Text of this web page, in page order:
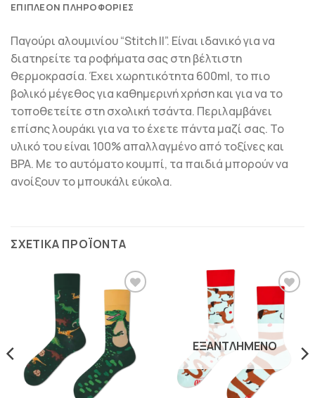
ΕΠΙΠΛΈΟΝ ΠΛΗΡΟΦΟΡΊΕΣ
Παγούρι αλουμινίου “Stitch II”. Είναι ιδανικό για να
διατηρείτε τα ροφήματα σας στη βέλτιστη
θερμοκρασία. Έχει χωρητικότητα 600ml, το πιο
βολικό μέγεθος για καθημερινή χρήση και για να το
τοποθετείτε στη σχολική τσάντα. Περιλαμβάνει
επίσης λουράκι για να το έχετε πάντα μαζί σας. Το
υλικό του είναι 100% απαλλαγμένο από τοξίνες και
BPA. Με το αυτόματο κουμπί, τα παιδιά μπορούν να
ανοίξουν το μπουκάλι εύκολα.
ΣΧΕΤΙΚΆ ΠΡΟΪΌΝΤΑ
ΠΡΟΣΘΉΚΗ
ΣΤΗΝ
ΛΊΣΤΑ
ΕΠΙΘΥΜΙΏΝ
ΠΡΟΣΘΉΚΗ
ΣΤΗΝ
ΛΊΣΤΑ
ΕΠΙΘΥΜΙΏΝ
ΕΞΑΝΤΛΗΜΈΝΟ